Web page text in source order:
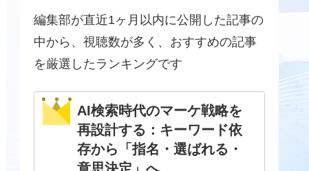
編集部が直近1ヶ月以内に公開した記事の
中から、視聴数が多く、おすすめの記事
を厳選したランキングです
AI検索時代のマーケ戦略を
再設計する：キーワード依
存から「指名・選ばれる・